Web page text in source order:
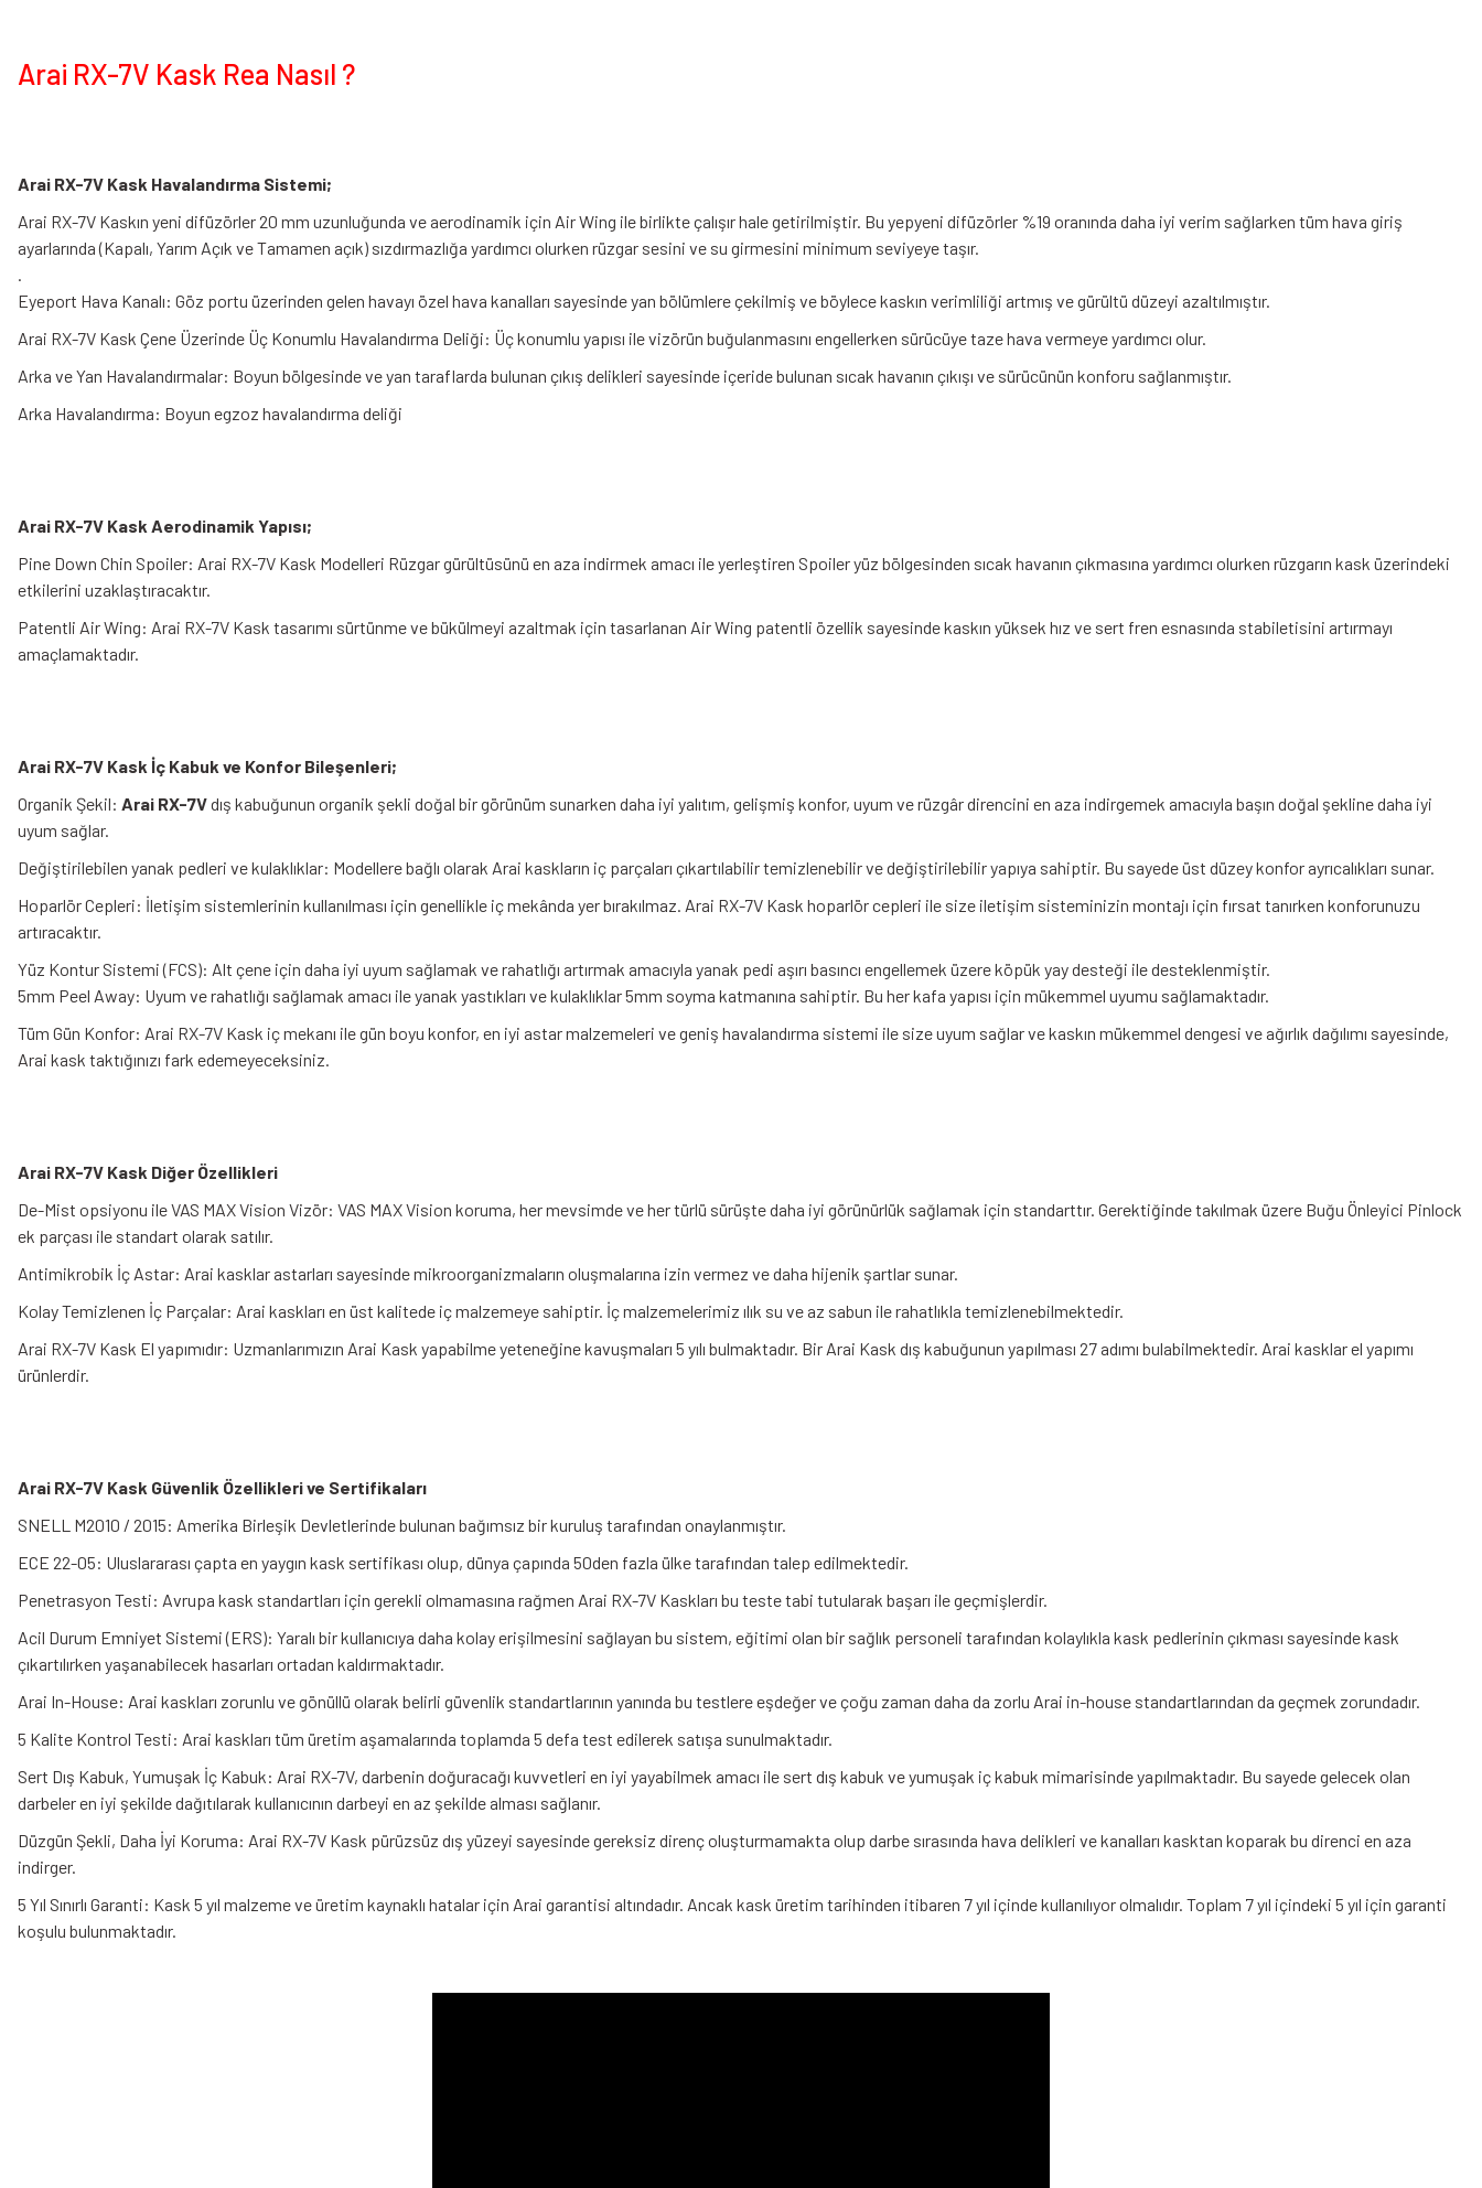
Arai RX-7V Kask Rea Nasıl ?
Arai RX-7V Kask Havalandırma Sistemi;
Arai RX-7V Kaskın yeni difüzörler 20 mm uzunluğunda ve aerodinamik için Air Wing ile birlikte çalışır hale getirilmiştir. Bu yepyeni difüzörler %19 oranında daha iyi verim sağlarken tüm hava giriş
ayarlarında (Kapalı, Yarım Açık ve Tamamen açık) sızdırmazlığa yardımcı olurken rüzgar sesini ve su girmesini minimum seviyeye taşır.
.
Eyeport Hava Kanalı: Göz portu üzerinden gelen havayı özel hava kanalları sayesinde yan bölümlere çekilmiş ve böylece kaskın verimliliği artmış ve gürültü düzeyi azaltılmıştır.
Arai RX-7V Kask Çene Üzerinde Üç Konumlu Havalandırma Deliği: Üç konumlu yapısı ile vizörün buğulanmasını engellerken sürücüye taze hava vermeye yardımcı olur.
Arka ve Yan Havalandırmalar: Boyun bölgesinde ve yan taraflarda bulunan çıkış delikleri sayesinde içeride bulunan sıcak havanın çıkışı ve sürücünün konforu sağlanmıştır.
Arka Havalandırma: Boyun egzoz havalandırma deliği
Arai RX-7V Kask Aerodinamik Yapısı;
Pine Down Chin Spoiler: Arai RX-7V Kask Modelleri Rüzgar gürültüsünü en aza indirmek amacı ile yerleştiren Spoiler yüz bölgesinden sıcak havanın çıkmasına yardımcı olurken rüzgarın kask üzerindeki
etkilerini uzaklaştıracaktır.
Patentli Air Wing: Arai RX-7V Kask tasarımı sürtünme ve bükülmeyi azaltmak için tasarlanan Air Wing patentli özellik sayesinde kaskın yüksek hız ve sert fren esnasında stabiletisini artırmayı
amaçlamaktadır.
Arai RX-7V Kask İç Kabuk ve Konfor Bileşenleri;
Organik Şekil: Arai RX-7Vdış kabuğunun organik şekli doğal bir görünüm sunarken daha iyi yalıtım, gelişmiş konfor, uyum ve rüzgâr direncini en aza indirgemek amacıyla başın doğal şekline daha iyi
uyum sağlar.
Değiştirilebilen yanak pedleri ve kulaklıklar: Modellere bağlı olarak Arai kaskların iç parçaları çıkartılabilir temizlenebilir ve değiştirilebilir yapıya sahiptir. Bu sayede üst düzey konfor ayrıcalıkları sunar.
Hoparlör Cepleri: İletişim sistemlerinin kullanılması için genellikle iç mekânda yer bırakılmaz. Arai RX-7V Kask hoparlör cepleri ile size iletişim sisteminizin montajı için fırsat tanırken konforunuzu
artıracaktır.
Yüz Kontur Sistemi (FCS): Alt çene için daha iyi uyum sağlamak ve rahatlığı artırmak amacıyla yanak pedi aşırı basıncı engellemek üzere köpük yay desteği ile desteklenmiştir.
5mm Peel Away: Uyum ve rahatlığı sağlamak amacı ile yanak yastıkları ve kulaklıklar 5mm soyma katmanına sahiptir. Bu her kafa yapısı için mükemmel uyumu sağlamaktadır.
Tüm Gün Konfor: Arai RX-7V Kask iç mekanı ile gün boyu konfor, en iyi astar malzemeleri ve geniş havalandırma sistemi ile size uyum sağlar ve kaskın mükemmel dengesi ve ağırlık dağılımı sayesinde,
Arai kask taktığınızı fark edemeyeceksiniz.
Arai RX-7V Kask Diğer Özellikleri
De-Mist opsiyonu ile VAS MAX Vision Vizör: VAS MAX Vision koruma, her mevsimde ve her türlü sürüşte daha iyi görünürlük sağlamak için standarttır. Gerektiğinde takılmak üzere Buğu Önleyici Pinlock
ek parçası ile standart olarak satılır.
Antimikrobik İç Astar: Arai kasklar astarları sayesinde mikroorganizmaların oluşmalarına izin vermez ve daha hijenik şartlar sunar.
Kolay Temizlenen İç Parçalar: Arai kaskları en üst kalitede iç malzemeye sahiptir. İç malzemelerimiz ılık su ve az sabun ile rahatlıkla temizlenebilmektedir.
Arai RX-7V Kask El yapımıdır: Uzmanlarımızın Arai Kask yapabilme yeteneğine kavuşmaları 5 yılı bulmaktadır. Bir Arai Kask dış kabuğunun yapılması 27 adımı bulabilmektedir. Arai kasklar el yapımı
ürünlerdir.
Arai RX-7V Kask Güvenlik Özellikleri ve Sertifikaları
SNELL M2010 / 2015: Amerika Birleşik Devletlerinde bulunan bağımsız bir kuruluş tarafından onaylanmıştır.
ECE 22-05: Uluslararası çapta en yaygın kask sertifikası olup, dünya çapında 50den fazla ülke tarafından talep edilmektedir.
Penetrasyon Testi: Avrupa kask standartları için gerekli olmamasına rağmen Arai RX-7V Kaskları bu teste tabi tutularak başarı ile geçmişlerdir.
Acil Durum Emniyet Sistemi (ERS): Yaralı bir kullanıcıya daha kolay erişilmesini sağlayan bu sistem, eğitimi olan bir sağlık personeli tarafından kolaylıkla kask pedlerinin çıkması sayesinde kask
çıkartılırken yaşanabilecek hasarları ortadan kaldırmaktadır.
Arai In-House: Arai kaskları zorunlu ve gönüllü olarak belirli güvenlik standartlarının yanında bu testlere eşdeğer ve çoğu zaman daha da zorlu Arai in-house standartlarından da geçmek zorundadır.
5 Kalite Kontrol Testi: Arai kaskları tüm üretim aşamalarında toplamda 5 defa test edilerek satışa sunulmaktadır.
Sert Dış Kabuk, Yumuşak İç Kabuk: Arai RX-7V, darbenin doğuracağı kuvvetleri en iyi yayabilmek amacı ile sert dış kabuk ve yumuşak iç kabuk mimarisinde yapılmaktadır. Bu sayede gelecek olan
darbeler en iyi şekilde dağıtılarak kullanıcının darbeyi en az şekilde alması sağlanır.
Düzgün Şekli, Daha İyi Koruma: Arai RX-7V Kask pürüzsüz dış yüzeyi sayesinde gereksiz direnç oluşturmamakta olup darbe sırasında hava delikleri ve kanalları kasktan koparak bu direnci en aza
indirger.
5 Yıl Sınırlı Garanti: Kask 5 yıl malzeme ve üretim kaynaklı hatalar için Arai garantisi altındadır. Ancak kask üretim tarihinden itibaren 7 yıl içinde kullanılıyor olmalıdır. Toplam 7 yıl içindeki 5 yıl için garanti
koşulu bulunmaktadır.